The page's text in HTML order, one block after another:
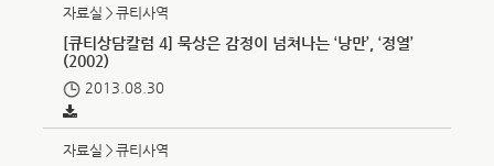
자료실＞큐티사역
[큐티상담칼럼 4] 묵상은 감정이 넘쳐나는 ‘낭만’, ‘정열’
(2002)
2013.08.30
자료실＞큐티사역